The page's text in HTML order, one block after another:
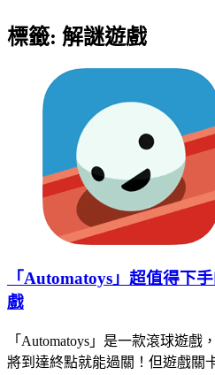
標籤: 解謎遊戲
「Automatoys」超值得下
戲
「Automatoys」是一款滾球遊
將到達終點就能過關！但遊戲關